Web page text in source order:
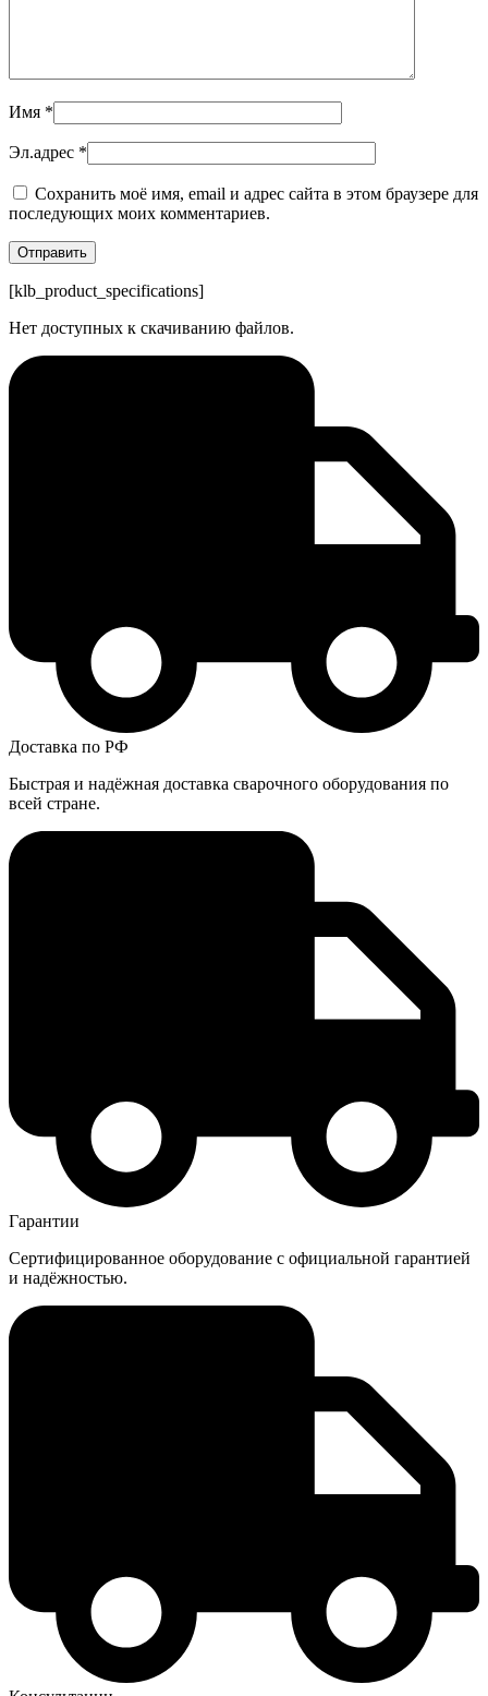
Имя *
Эл.адрес *
Сохранить моё имя, email и адрес сайта в этом браузере для
последующих моих комментариев.
[klb_product_specifications]
Нет доступных к скачиванию файлов.
Доставка по РФ
Быстрая и надёжная доставка сварочного оборудования по
всей стране.
Гарантии
Сертифицированное оборудование с официальной гарантией
и надёжностью.